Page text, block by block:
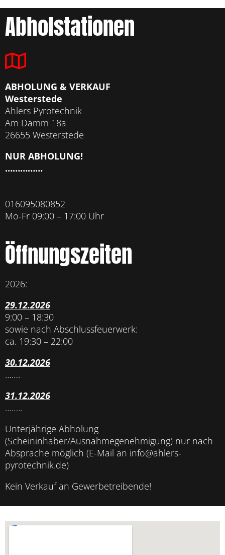
Abholstationen
ABHOLUNG & VERKAUF
Westerstede
Ahlers Pyrotechnik
Am Damm 18a
26655 Westerstede
NUR ABHOLUNG!
……………
016095080852
Mo-Fr 09:00 – 17:00 Uhr
Öffnungszeiten
2026:
29.12.2026
9:00 – 18:30
sowie nach Abschlussfeuerwerk:
ca. 19:30 – 22:00
30.12.2026
…….
31.12.2026
……..
Unterjährige Abholung
(Scheininhaber/Ausnahmegenehmigung) nur nach
Absprache möglich (E-Mail an info@ahlers-
pyrotechnik.de)
Kein Verkauf an Gewerbetreibende!